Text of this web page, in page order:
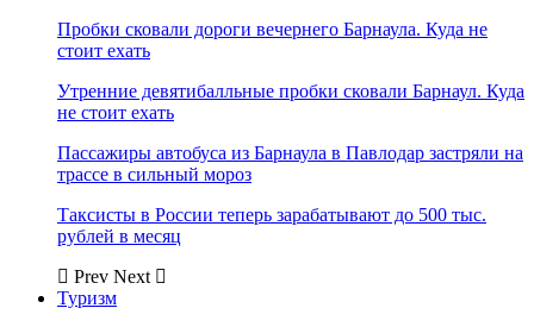
Пробки сковали дороги вечернего Барнаула. Куда не
стоит ехать
Утренние девятибалльные пробки сковали Барнаул. Куда
не стоит ехать
Пассажиры автобуса из Барнаула в Павлодар застряли на
трассе в сильный мороз
Таксисты в России теперь зарабатывают до 500 тыс.
рублей в месяц
Prev Next
Туризм